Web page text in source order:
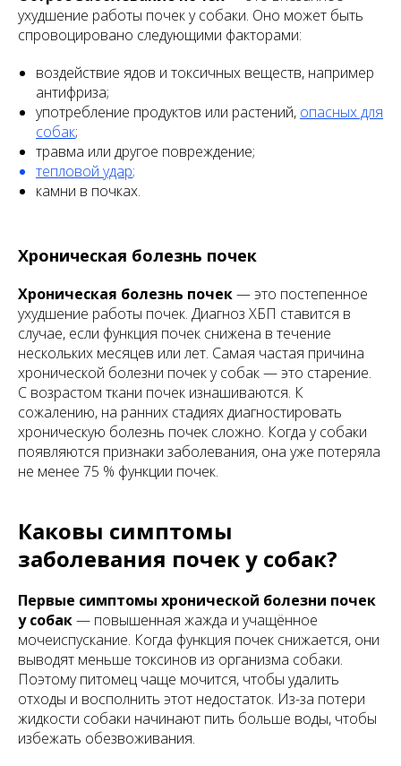
ухудшение работы почек у собаки. Оно может быть
спровоцировано следующими факторами:
воздействие ядов и токсичных веществ, например
антифриза;
употребление продуктов или растений, опасных для
собак;
травма или другое повреждение;
тепловой удар;
камни в почках.
Хроническая болезнь почек
Хроническая болезнь почек— это постепенное
ухудшение работы почек. Диагноз ХБП ставится в
случае, если функция почек снижена в течение
нескольких месяцев или лет. Самая частая причина
хронической болезни почек у собак — это старение.
С возрастом ткани почек изнашиваются. К
сожалению, на ранних стадиях диагностировать
хроническую болезнь почек сложно. Когда у собаки
появляются признаки заболевания, она уже потеряла
не менее 75 % функции почек.
Каковы симптомы
заболевания почек у собак?
Первые симптомы хронической болезни почек
у собак— повышенная жажда и учащённое
мочеиспускание. Когда функция почек снижается, они
выводят меньше токсинов из организма собаки.
Поэтому питомец чаще мочится, чтобы удалить
отходы и восполнить этот недостаток. Из-за потери
жидкости собаки начинают пить больше воды, чтобы
избежать обезвоживания.